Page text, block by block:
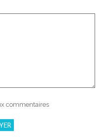
commentaires